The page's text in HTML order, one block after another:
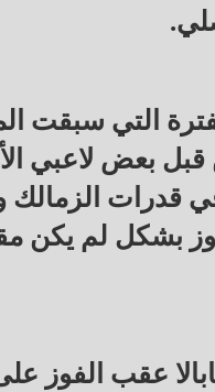
التي سبقت
بعض لاعبي
قدرات الزمالك
بشكل لم يكن
عقب الفوز